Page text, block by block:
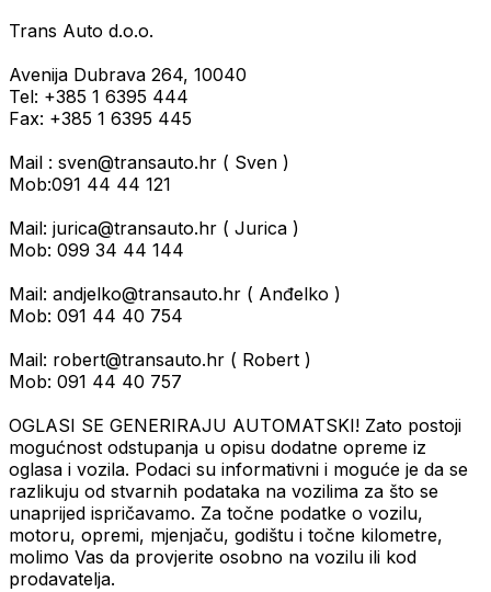
Trans Auto d.o.o.
Avenija Dubrava 264, 10040
Tel: +385 1 6395 444
Fax: +385 1 6395 445
Mail : sven@transauto.hr ( Sven )
Mob:091 44 44 121
Mail: jurica@transauto.hr ( Jurica )
Mob: 099 34 44 144
Mail: andjelko@transauto.hr ( Anđelko )
Mob: 091 44 40 754
Mail: robert@transauto.hr ( Robert )
Mob: 091 44 40 757
OGLASI SE GENERIRAJU AUTOMATSKI! Zato postoji
mogućnost odstupanja u opisu dodatne opreme iz
oglasa i vozila. Podaci su informativni i moguće je da se
razlikuju od stvarnih podataka na vozilima za što se
unaprijed ispričavamo. Za točne podatke o vozilu,
motoru, opremi, mjenjaču, godištu i točne kilometre,
molimo Vas da provjerite osobno na vozilu ili kod
prodavatelja.